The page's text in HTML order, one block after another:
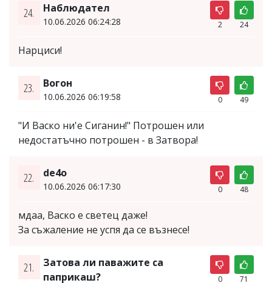
24. Наблюдател
10.06.2026 06:24:28 2 24
Нарциси!
23. Вогон
10.06.2026 06:19:58 0 49
"И Васко ни'е Сиганин!" Потрошен или
недостатъчно потрошен - в Затвора!
22. de4o
10.06.2026 06:17:30 0 48
мдаа, Васко е светец даже!
За съжаление не успя да се възнесе!
21.
Затова ли паважите са
паприкаш?
0 71